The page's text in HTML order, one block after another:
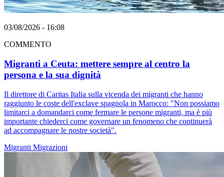
03/08/2026 - 16:08
COMMENTO
Migranti a Ceuta: mettere sempre al centro la
persona e la sua dignità
Il direttore di Caritas Italia sulla vicenda dei migranti che hanno
raggiunto le coste dell'exclave spagnola in Marocco: "Non possiamo
limitarci a domandarci come fermare le persone migranti, ma è più
importante chiederci come governare un fenomeno che continuerà
ad accompagnare le nostre società".
Migranti Migrazioni